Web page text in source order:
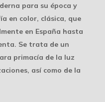
para su época y
en color, clásica, que
en España hasta
Se trata de un
primacía de la luz
así como de la